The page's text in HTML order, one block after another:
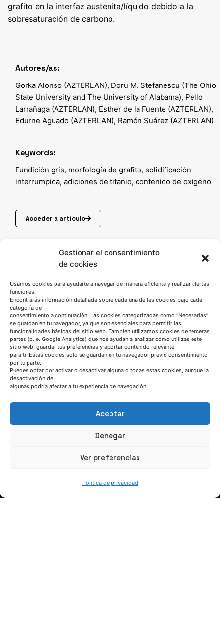
Gestionar el consentimiento
de cookies
Usamos cookies para ayudarte a navegar de manera eficiente y realizar ciertas
funciones.
Encontrarás información detallada sobre cada una de las cookies bajo cada
categoría de
consentimiento a continuación. Las cookies categorizadas como “Necesarias”
se guardan en tu navegador, ya que son esenciales para permitir las
funcionalidades básicas del sitio web. También utilizamos cookies de terceras
partes (p. e. Google Analytics) que nos ayudan a analizar cómo utilizas este
sitio web, guardar tus preferencias y aportar contenido relevante
para ti. Estas cookies solo se guardan en tu navegador previo consentimiento
por tu parte.
Puedes optar por activar o desactivar alguna o todas estas cookies, aunque la
desactivación de
algunas podría afectar a tu experiencia de navegación.
Aceptar
Denegar
Ver preferencias
Política de privacidad
grafito en la interfaz austenita/líquido debido a la
sobresaturación de carbono.
Autores/as:
Gorka Alonso (AZTERLAN), Doru M. Stefanescu (The Ohio
State University and The University of Alabama), Pello
Larrañaga (AZTERLAN), Esther de la Fuente (AZTERLAN),
Edurne Aguado (AZTERLAN), Ramón Suárez (AZTERLAN)
Keywords:
Fundición gris, morfología de grafito, solidificación
interrumpida, adiciones de titanio, contenido de oxígeno
Acceder a artículo
HABLEMOS
(+34) 946 215 470
Cómo llegar a AZTERLAN
Escríbenos